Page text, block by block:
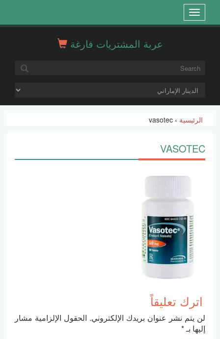
عربة المشتريات فارغة
Open
menu
الرئيسية › vasotec
VASOTEC
اترك تعليقاً
لن يتم نشر عنوان بريدك الإلكتروني. الحقول الإلزامية مشار
إليها بـ*